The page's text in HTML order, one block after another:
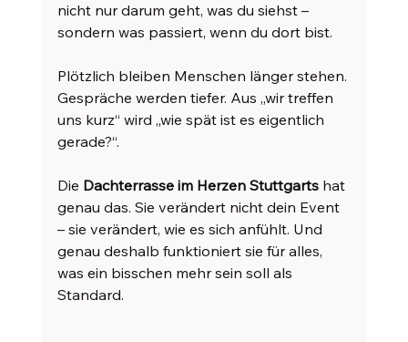
nicht nur darum geht, was du siehst –
sondern was passiert, wenn du dort bist.
Plötzlich bleiben Menschen länger stehen.
Gespräche werden tiefer. Aus „wir treffen
uns kurz“ wird „wie spät ist es eigentlich
gerade?“.
Die Dachterrasse im Herzen Stuttgarts hat
genau das. Sie verändert nicht dein Event
– sie verändert, wie es sich anfühlt. Und
genau deshalb funktioniert sie für alles,
was ein bisschen mehr sein soll als
Standard.